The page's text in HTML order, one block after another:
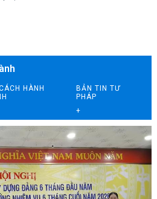
HÀNH
BẢN TIN TƯ
PHÁP
+